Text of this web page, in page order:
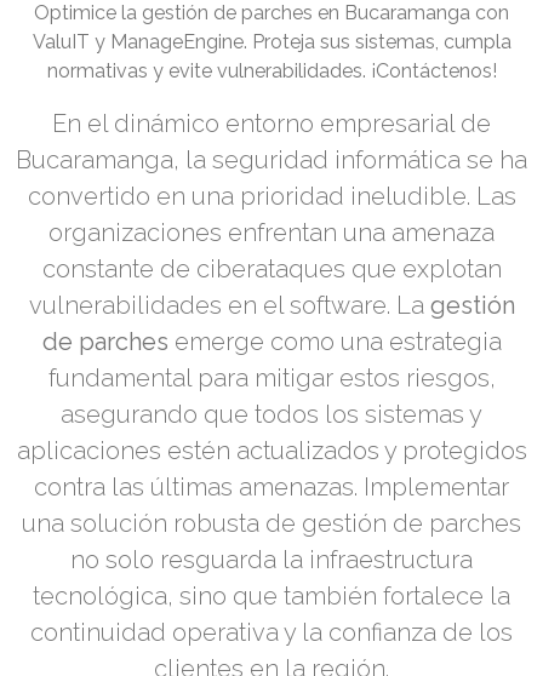
Optimice la gestión de parches en Bucaramanga con
ValuIT y ManageEngine. Proteja sus sistemas, cumpla
normativas y evite vulnerabilidades. ¡Contáctenos!
En el dinámico entorno empresarial de
Bucaramanga, la seguridad informática se ha
convertido en una prioridad ineludible. Las
organizaciones enfrentan una amenaza
constante de ciberataques que explotan
vulnerabilidades en el software. La gestión
de parches emerge como una estrategia
fundamental para mitigar estos riesgos,
asegurando que todos los sistemas y
aplicaciones estén actualizados y protegidos
contra las últimas amenazas. Implementar
una solución robusta de gestión de parches
no solo resguarda la infraestructura
tecnológica, sino que también fortalece la
continuidad operativa y la confianza de los
clientes en la región.